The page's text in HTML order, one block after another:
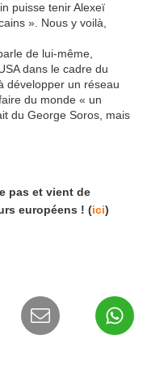
puisse tenir Alexeï
». Nous y voilà,
de lui-même,
dans le cadre du
développer un réseau
du monde « un
du George Soros, mais
pas et vient de
européens ! (ici)